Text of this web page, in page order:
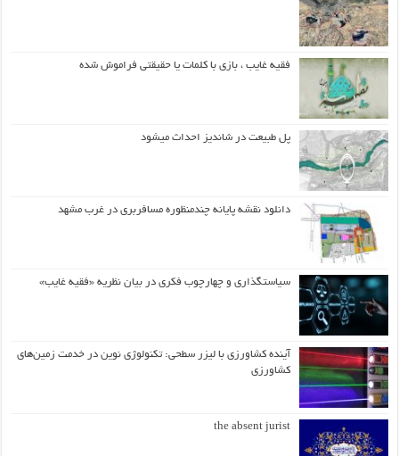
فقیه غایب ، بازی با کلمات یا حقیقتی فراموش شده
پل طبیعت در شاندیز احداث میشود
دانلود نقشه پایانه چندمنظوره مسافربری در غرب مشهد
سیاستگذاری و چهارچوب فکری در بیان نظریه «فقیه غایب»
آینده کشاورزی با لیزر سطحی: تکنولوژی نوین در خدمت زمین‌های
کشاورزی
the absent jurist